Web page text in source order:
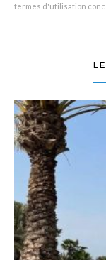
termes d'utilisation